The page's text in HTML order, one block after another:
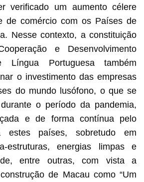
verificado um aumento célere
de comércio com os Países de
Nesse contexto, a constituição
e Desenvolvimento
Língua Portuguesa também
o investimento das empresas
do mundo lusófono, o que se
o período da pandemia,
e de forma contínua pelo
estes países, sobretudo em
estruturas, energias limpas e
entre outras, com vista a
de Macau como “Um